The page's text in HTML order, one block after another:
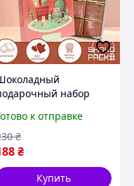
набор
шоколадок
г сладкий подарок
на праздник
день рождения
к отправке
₴
₴
Купить